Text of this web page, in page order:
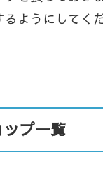
ようにしてく
プ一覧